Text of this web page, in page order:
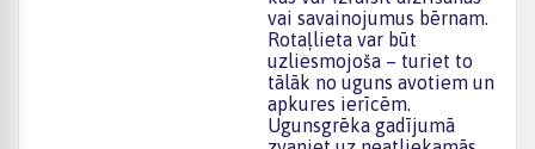
vai savainojumus bērnam.
Rotaļlieta var būt
uzliesmojoša – turiet to
tālāk no uguns avotiem un
apkures ierīcēm.
Ugunsgrēka gadījumā